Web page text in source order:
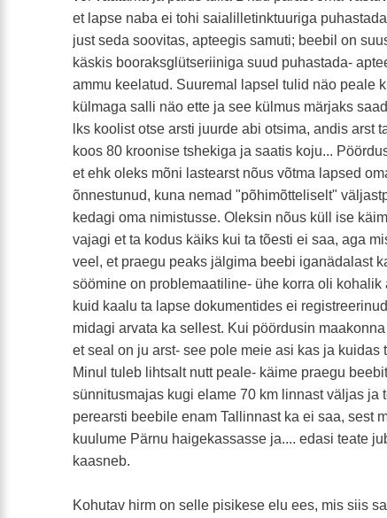
et lapse naba ei tohi saialilletinktuuriga
just seda soovitas, apteegis samuti; beebil on
käskis booraksglütseriiniga suud puhastada-
ammu keelatud. Suuremal lapsel tulid näo peale
külmaga salli näo ette ja see külmus märjaks
lks koolist otse arsti juurde abi otsima, andis arst
koos 80 kroonise tshekiga ja saatis koju...
et ehk oleks mõni lastearst nõus võtma lapsed
õnnestunud, kuna nemad "põhimõtteliselt"
kedagi oma nimistusse. Oleksin nõus küll ise
vajagi et ta kodus käiks kui ta tõesti ei saa, aga
veel, et praegu peaks jälgima beebi iganädalast
söömine on problemaatiline- ühe korra oli kohalik
kuid kaalu ta lapse dokumentides ei
midagi arvata ka sellest. Kui pöördusin
et seal on ju arst- see pole meie asi kas ja kuidas
Minul tuleb lihtsalt nutt peale- käime praegu
sünnitusmajas kugi elame 70 km linnast väljas ja
perearsti beebile enam Tallinnast ka ei saa, sest
kuulume Pärnu haigekassasse ja.... edasi teate
kaasneb.
Kohutav hirm on selle pisikese elu ees, mis siis